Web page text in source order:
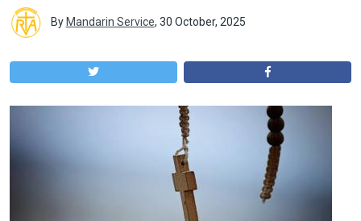
By Mandarin Service, 30 October, 2025